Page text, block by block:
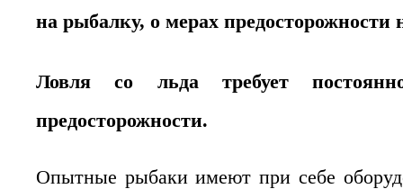
на рыбалку, о мерах предосторожности
Ловля со льда требует
предосторожности.
Опытные рыбаки имеют при себе